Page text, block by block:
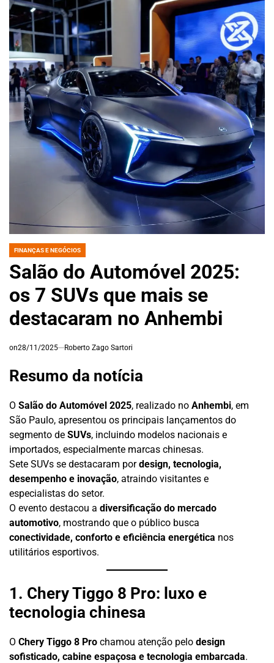
POSTED
FINANÇAS E NEGÓCIOS
Salão do Automóvel 2025:
os 7 SUVs que mais se
destacaram no Anhembi
on28/11/2025 Roberto Zago Sartori
Resumo da notícia
O Salão do Automóvel 2025, realizado no Anhembi, em
São Paulo, apresentou os principais lançamentos do
segmento de SUVs, incluindo modelos nacionais e
importados, especialmente marcas chinesas.
Sete SUVs se destacaram pordesign, tecnologia,
desempenho e inovação, atraindo visitantes e
especialistas do setor.
O evento destacou a diversificação do mercado
automotivo, mostrando que o público busca
conectividade, conforto e eficiência energética nos
utilitários esportivos.
1. Chery Tiggo 8 Pro: luxo e
tecnologia chinesa
O Chery Tiggo 8 Pro chamou atenção pelo design
sofisticado, cabine espaçosa e tecnologia embarcada.